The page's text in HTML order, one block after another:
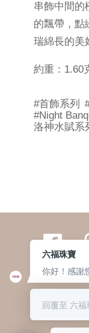
串飾中間的
的飄帶，點
瑞綿長的美
約重：1.60
#首飾系列
#Night
洛神水賦系
(六福
六福珠寶
你好！感謝
回覆至 六福